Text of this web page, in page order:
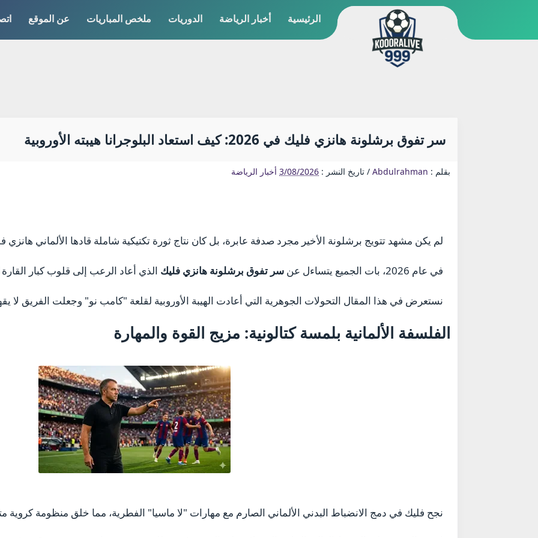
الرئيسية أخبار الرياضة الدوريات ملخص المباريات عن الموقع
سر تفوق برشلونة هانزي فليك في 2026: كيف استعاد البلوجرانا هيبته الأوروبية
بقلم : Abdulrahman
/ تاريخ النشر : 3/08/2026 أخبار الرياضة
لم يكن مشهد تتويج برشلونة الأخير مجرد صدفة عابرة، بل كان نتاج ثورة تكتيكية شاملة قادها الألماني هانزي
في عام 2026، بات الجميع يتساءل عن سر تفوق برشلونة هانزي فليك الذي أعاد الرعب إلى قلوب كبار
نستعرض في هذا المقال التحولات الجوهرية التي أعادت الهيبة الأوروبية لقلعة "كامب نو" وجعلت الفريق لا
الفلسفة الألمانية بلمسة كتالونية: مزيج القوة والمهارة
نجح فليك في دمج الانضباط البدني الألماني الصارم مع مهارات "لا ماسيا" الفطرية، مما خلق منظومة كروية